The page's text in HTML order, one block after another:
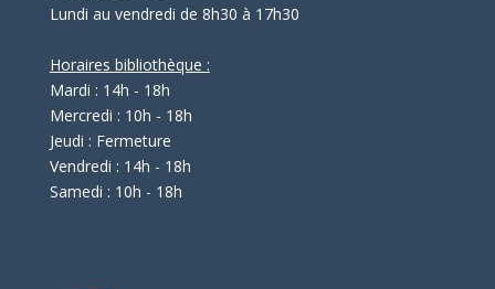
Lundi au vendredi de 8h30 à 17h30
Horaires bibliothèque :
Mardi : 14h - 18h
Mercredi : 10h - 18h
Jeudi : Fermeture
Vendredi : 14h - 18h
Samedi : 10h - 18h